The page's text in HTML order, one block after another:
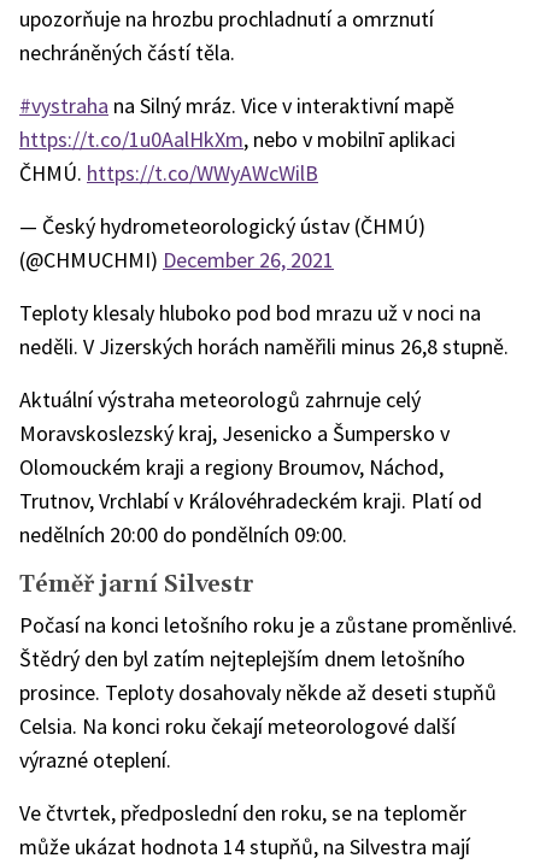
upozorňuje na hrozbu prochladnutí a omrznutí
nechráněných částí těla.
#vystraha na Silný mráz. Vice v interaktivní mapě
https://t.co/1u0AalHkXm, nebo v mobilnī aplikaci
ČHMÚ. https://t.co/WWyAWcWilB
— Český hydrometeorologický ústav (ČHMÚ)
(@CHMUCHMI) December 26, 2021
Teploty klesaly hluboko pod bod mrazu už v noci na
neděli. V Jizerských horách naměřili minus 26,8 stupně.
Aktuální výstraha meteorologů zahrnuje celý
Moravskoslezský kraj, Jesenicko a Šumpersko v
Olomouckém kraji a regiony Broumov, Náchod,
Trutnov, Vrchlabí v Královéhradeckém kraji. Platí od
nedělních 20:00 do pondělních 09:00.
Téměř jarní Silvestr
Počasí na konci letošního roku je a zůstane proměnlivé.
Štědrý den byl zatím nejteplejším dnem letošního
prosince. Teploty dosahovaly někde až deseti stupňů
Celsia. Na konci roku čekají meteorologové další
výrazné oteplení.
Ve čtvrtek, předposlední den roku, se na teploměr
může ukázat hodnota 14 stupňů, na Silvestra mají